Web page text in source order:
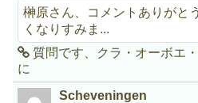
榊原さん、コメントありがと
くなりすみま...
質問です、クラ・オーボエ
に
Scheveningen